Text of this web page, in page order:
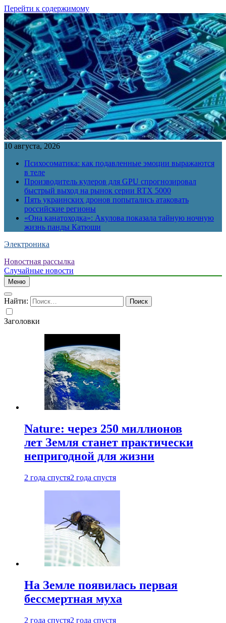
Перейти к содержимому
10 августа, 2026
Психосоматика: как подавленные эмоции выражаются
в теле
Производитель кулеров для GPU спрогнозировал
быстрый выход на рынок серии RTX 5000
Пять украинских дронов попытались атаковать
российские регионы
«Она канатоходка»: Акулова показала тайную ночную
жизнь панды Катюши
Электроника
Новостная рассылка
Случайные новости
Меню
Найти:
Заголовки
Nature: через 250 миллионов
лет Земля станет практически
непригодной для жизни
2 года спустя2 года спустя
На Земле появилась первая
бессмертная муха
2 года спустя2 года спустя